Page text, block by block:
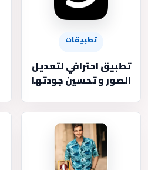
تطبيقات
تطبيق احترافي لتعديل
الصور و تحسين جودتها